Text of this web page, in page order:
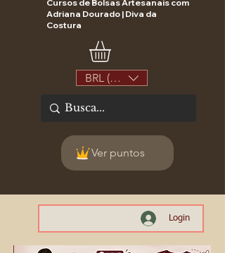
Cursos de Bolsas Artesanais com
Adriana Dourado | Diva da
Costura
BRL (R$)
Ver puntos
Login